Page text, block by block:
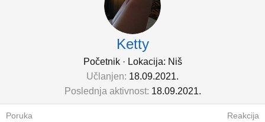
Ketty
Početnik · Lokacija: Niš
Učlanjen 18.09.2021.
Poslednja aktivnost 18.09.2021.
Poruka Reakcija